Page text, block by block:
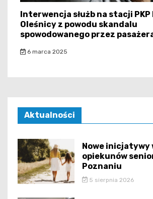
Interwencja służb na stacji
Oleśnicy z powodu skandalu
spowodowanego przez
6 marca 2025
Aktualności
Nowe inicjatywy
opiekunów
Poznaniu
5 sierpnia 2026